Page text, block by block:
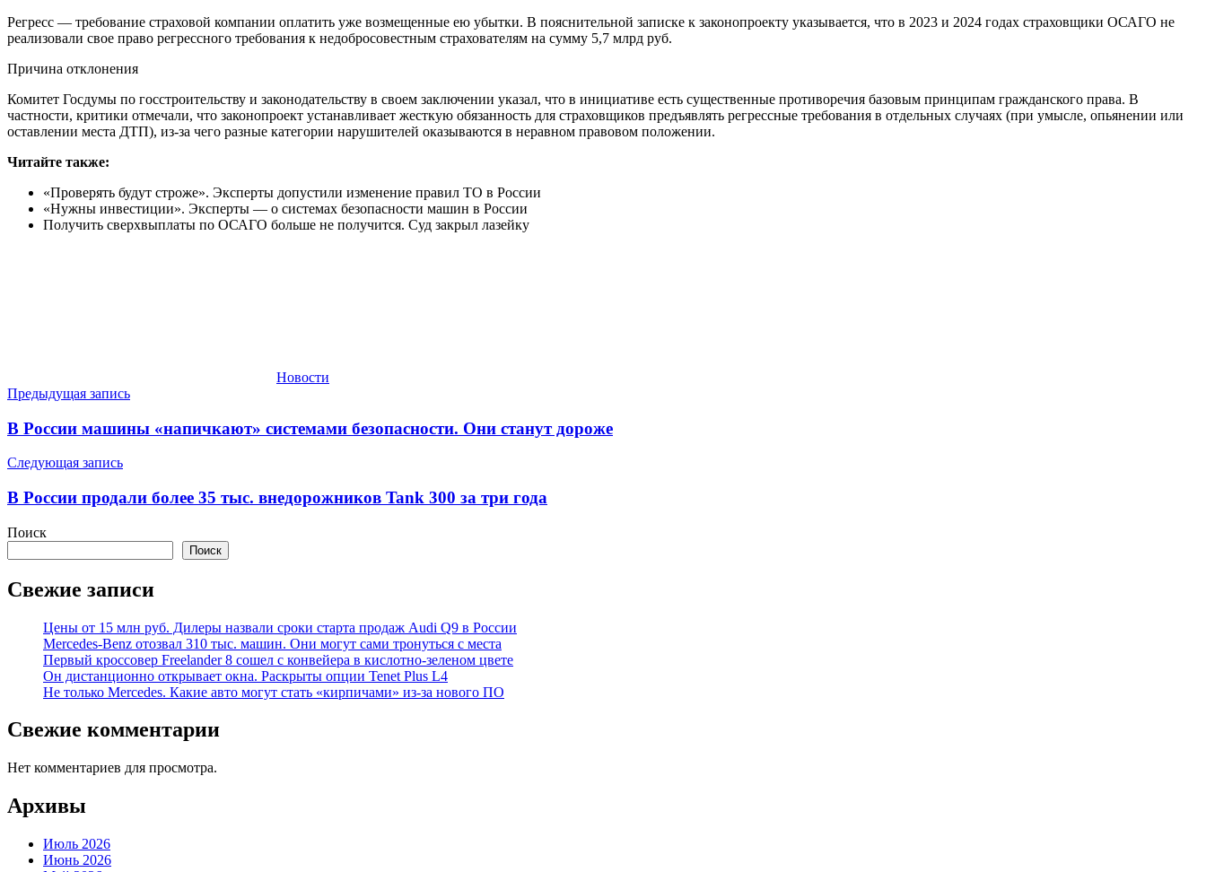
Регресс — требование страховой компании оплатить уже возмещенные ею убытки. В пояснительной записке к законопроекту указывается, что в 2023 и 2024 годах страховщики ОСАГО не
реализовали свое право регрессного требования к недобросовестным страхователям на сумму 5,7 млрд руб.
Причина отклонения
Комитет Госдумы по госстроительству и законодательству в своем заключении указал, что в инициативе есть существенные противоречия базовым принципам гражданского права. В
частности, критики отмечали, что законопроект устанавливает жесткую обязанность для страховщиков предъявлять регрессные требования в отдельных случаях (при умысле, опьянении или
оставлении места ДТП), из-за чего разные категории нарушителей оказываются в неравном правовом положении.
Читайте также:
«Проверять будут строже». Эксперты допустили изменение правил ТО в России
«Нужны инвестиции». Эксперты — о системах безопасности машин в России
Получить сверхвыплаты по ОСАГО больше не получится. Суд закрыл лазейку
Новости
Навигация
по
Предыдущая запись
В России машины «напичкают» системами безопасности. Они станут дороже
Следующая запись
В России продали более 35 тыс. внедорожников Tank 300 за три года
Поиск
Поиск
Свежие записи
Цены от 15 млн руб. Дилеры назвали сроки старта продаж Audi Q9 в России
Mercedes-Benz отозвал 310 тыс. машин. Они могут сами тронуться с места
Первый кроссовер Freelander 8 сошел с конвейера в кислотно-зеленом цвете
Он дистанционно открывает окна. Раскрыты опции Tenet Plus L4
Не только Mercedes. Какие авто могут стать «кирпичами» из-за нового ПО
Свежие комментарии
Нет комментариев для просмотра.
Архивы
Июль 2026
Июнь 2026